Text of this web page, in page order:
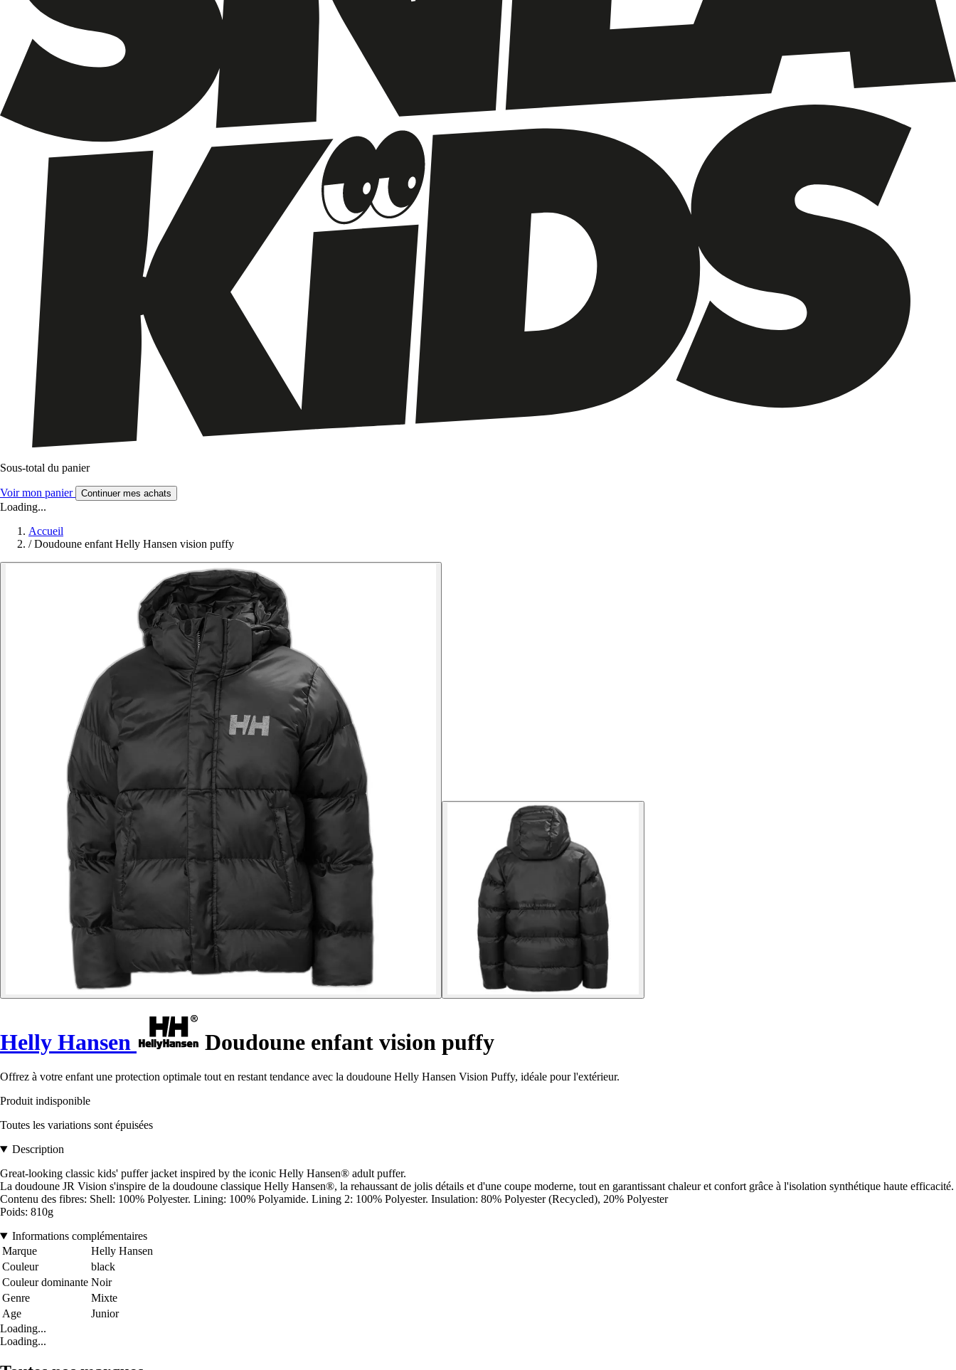
Sous-total du panier
Voir mon panier Continuer mes achats
Loading...
Accueil
/ Doudoune enfant Helly Hansen vision puffy
Helly Hansen Doudoune enfant vision puffy
Offrez à votre enfant une protection optimale tout en restant tendance avec la doudoune Helly Hansen Vision Puffy, idéale pour l'extérieur.
Produit indisponible
Toutes les variations sont épuisées
Description
Great-looking classic kids' puffer jacket inspired by the iconic Helly Hansen® adult puffer.
La doudoune JR Vision s'inspire de la doudoune classique Helly Hansen®, la rehaussant de jolis détails et d'une coupe moderne, tout en garantissant chaleur et confort grâce à l'isolation synthétique haute efficacité.
Contenu des fibres: Shell: 100% Polyester. Lining: 100% Polyamide. Lining 2: 100% Polyester. Insulation: 80% Polyester (Recycled), 20% Polyester
Poids: 810g
Informations complémentaires
Marque
Helly Hansen
Couleur
black
Couleur dominante Noir
Genre
Mixte
Age
Junior
Loading...
Loading...